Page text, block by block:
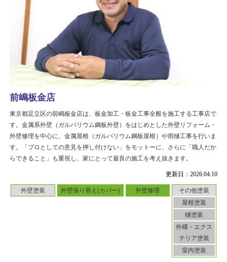
更新日：2026.04.10
外壁塗装 外壁張り替え(カバー) 外壁修理
その他塗装
屋根塗装
樋塗装
外構・エクス
テリア塗装
室内塗装
前嶋板金店
東京都足立区の前嶋板金店は、板金加工・板金工事全般を施工する工事店で
す。金属系外壁（ガルバリウム鋼板外壁）をはじめとした外壁リフォーム・
外壁修理を中心に、金属屋根（ガルバリウム鋼板屋根）や雨樋工事を行いま
す。「プロとしての意見を押し付けない」をモットーに、さらに「職人だか
らできること」も重視し、家にとって最良の施工を考え抜きます。